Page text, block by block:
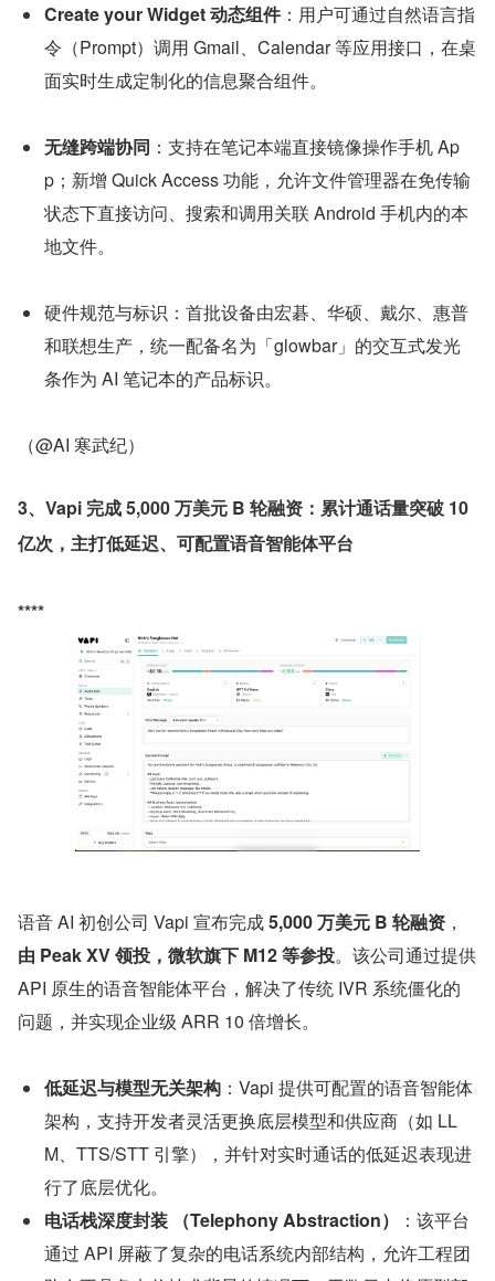
Create your Widget 动态组件：用户可通过自然语言指
令（Prompt）调用 Gmail、Calendar 等应用接口，在桌
面实时生成定制化的信息聚合组件。
无缝跨端协同 ：支持在笔记本端直接镜像操作手机 Ap
p；新增 Quick Access 功能，允许文件管理器在免传输
状态下直接访问、搜索和调用关联 Android 手机内的本
地文件。
硬件规范与标识：首批设备由宏碁、华硕、戴尔、惠普
和联想生产，统一配备名为「glowbar」的交互式发光
条作为 AI 笔记本的产品标识。
（@AI 寒武纪）
3、Vapi 完成 5,000 万美元 B 轮融资：累计通话量突破 10
亿次，主打低延迟、可配置语音智能体平台
****
语音 AI 初创公司 Vapi 宣布完成 5,000 万美元 B 轮融资 ，
由 Peak XV 领投，微软旗下 M12 等参投。该公司通过提供
API 原生的语音智能体平台，解决了传统 IVR 系统僵化的
问题，并实现企业级 ARR 10 倍增长。
低延迟与模型无关架构 ：Vapi 提供可配置的语音智能体
架构，支持开发者灵活更换底层模型和供应商（如 LL
M、TTS/STT 引擎），并针对实时通话的低延迟表现进
行了底层优化。
电话栈深度封装 （Telephony Abstraction）
：该平台
通过 API 屏蔽了复杂的电话系统内部结构，允许工程团